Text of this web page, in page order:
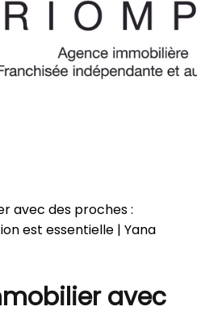
avec des proches :
est essentielle | Yana
avec